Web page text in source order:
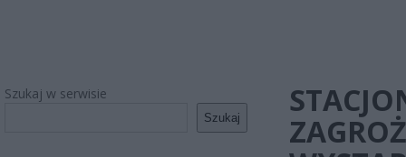
Szukaj w serwisie
Szukaj